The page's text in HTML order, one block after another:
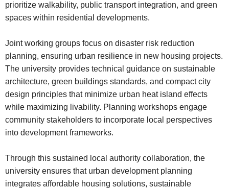
prioritize walkability, public transport integration, and green
spaces within residential developments.
Joint working groups focus on disaster risk reduction
planning, ensuring urban resilience in new housing projects.
The university provides technical guidance on sustainable
architecture, green buildings standards, and compact city
design principles that minimize urban heat island effects
while maximizing livability. Planning workshops engage
community stakeholders to incorporate local perspectives
into development frameworks.
Through this sustained local authority collaboration, the
university ensures that urban development planning
integrates affordable housing solutions, sustainable